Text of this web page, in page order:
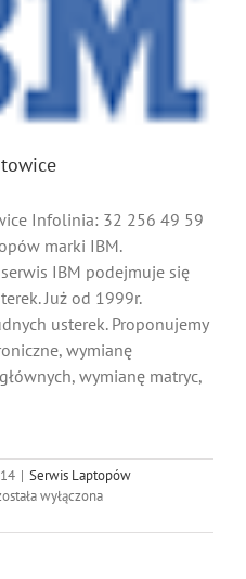
Infolinia: 32 256 49 59
marki IBM.
IBM podejmuje się
Już od 1999r.
usterek. Proponujemy
wymianę
wymianę matryc,
| Serwis Laptopów
wyłączona